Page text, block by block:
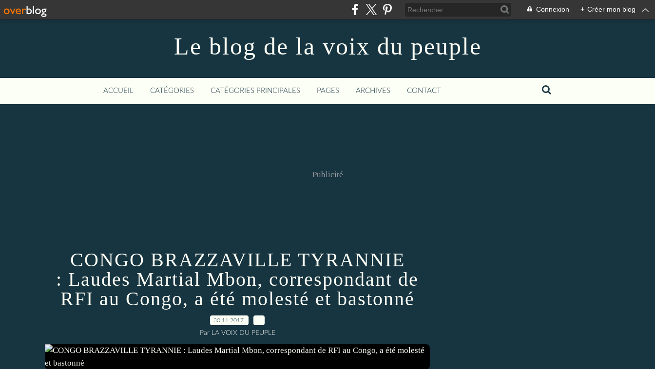
Connexion + Créer mon blog
Le blog de la voix du peuple
ACCUEIL CATÉGORIES CATÉGORIES PRINCIPALES PAGES ARCHIVES CONTACT
Publicité
CONGO BRAZZAVILLE TYRANNIE
: Laudes Martial Mbon, correspondant de
RFI au Congo, a été molesté et bastonné
30.11.2017
Par LA VOIX DU PEUPLE